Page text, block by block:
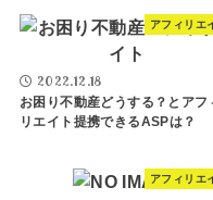
アフィリエ
2022.12.18
お困り不動産どうする？とアフ
リエイト提携できるASPは？
アフィリエ